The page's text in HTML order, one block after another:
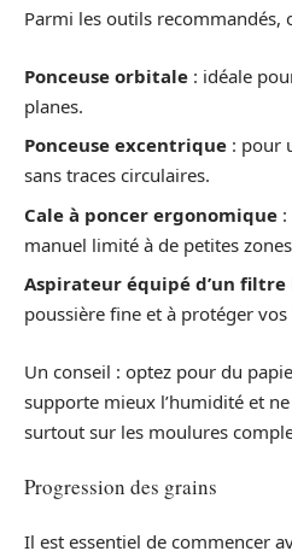
Parmi les outils recommandés,
Ponceuse orbitale : idéale
planes.
Ponceuse excentrique : pour
sans traces circulaires.
Cale à poncer ergonomique
manuel limité à de petites
Aspirateur équipé d’un filtre
poussière fine et à protéger
Un conseil : optez pour du
supporte mieux l’humidité et
surtout sur les moulures
Progression des grains
Il est essentiel de commencer